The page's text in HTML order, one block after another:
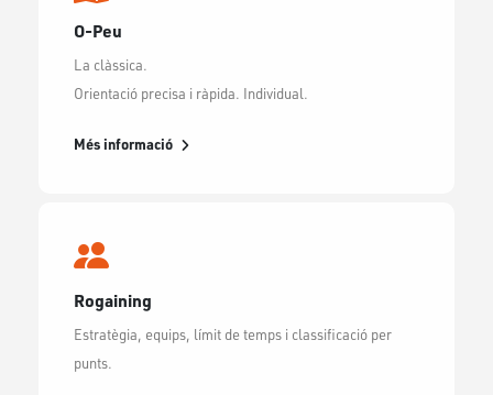
O-Peu
La clàssica.
Orientació precisa i ràpida. Individual.
Més informació
Rogaining
Estratègia, equips, límit de temps i classificació per
punts.